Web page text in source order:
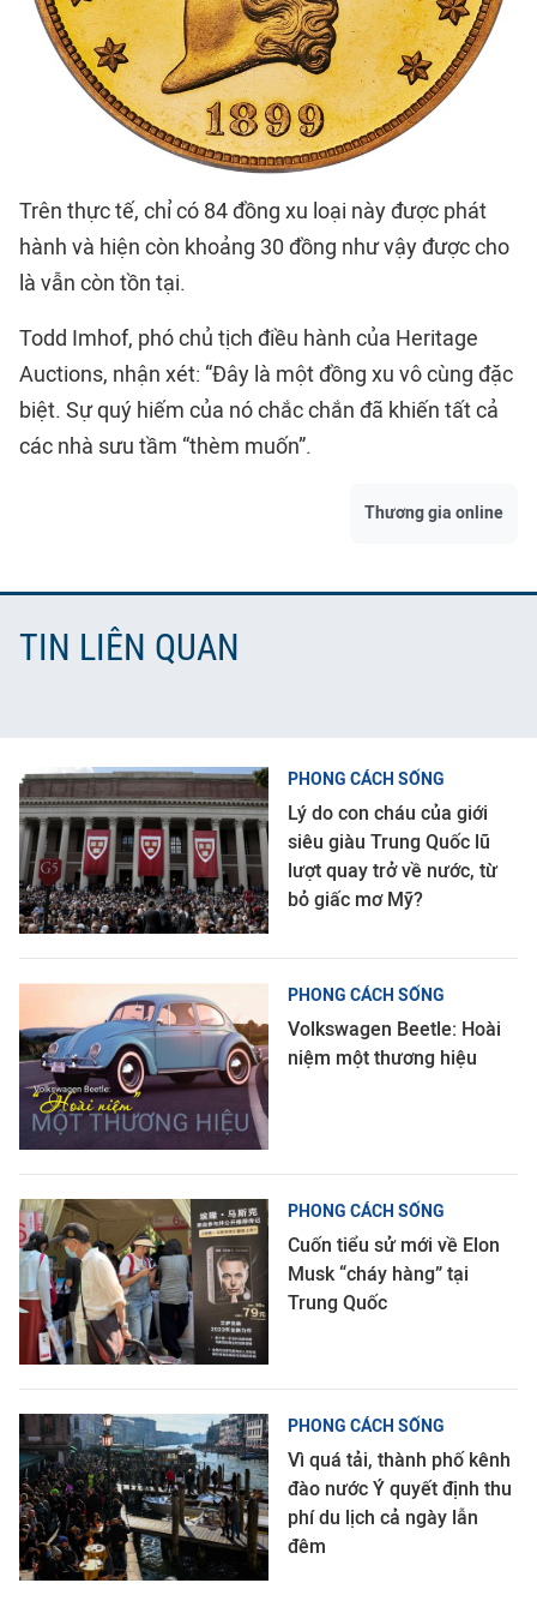
Trên thực tế, chỉ có 84 đồng xu loại này được phát
hành và hiện còn khoảng 30 đồng như vậy được cho
là vẫn còn tồn tại.
Todd Imhof, phó chủ tịch điều hành của Heritage
Auctions, nhận xét: “Đây là một đồng xu vô cùng đặc
biệt. Sự quý hiếm của nó chắc chắn đã khiến tất cả
các nhà sưu tầm “thèm muốn”.
Thương gia online
TIN LIÊN QUAN
PHONG CÁCH SỐNG
Lý do con cháu của giới
siêu giàu Trung Quốc lũ
lượt quay trở về nước, từ
bỏ giấc mơ Mỹ?
PHONG CÁCH SỐNG
Volkswagen Beetle: Hoài
niệm một thương hiệu
PHONG CÁCH SỐNG
Cuốn tiểu sử mới về Elon
Musk “cháy hàng” tại
Trung Quốc
PHONG CÁCH SỐNG
Vì quá tải, thành phố kênh
đào nước Ý quyết định thu
phí du lịch cả ngày lẫn
đêm